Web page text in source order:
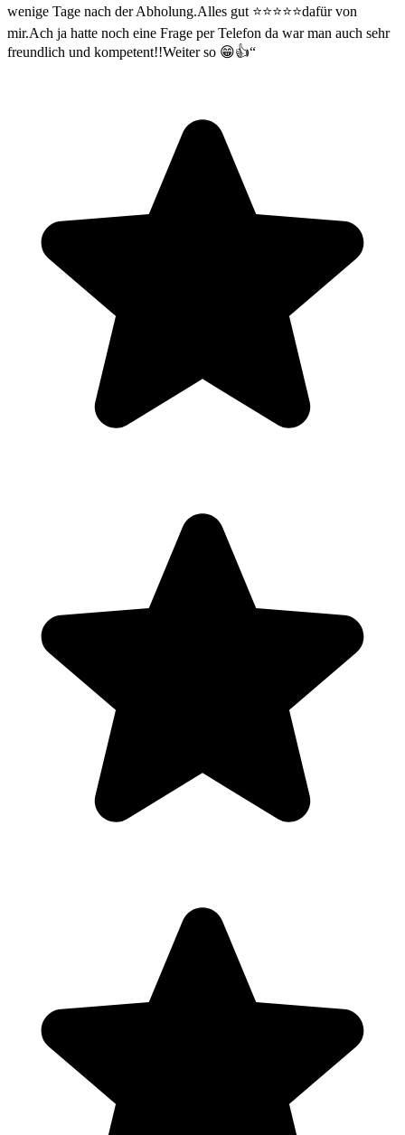
wenige Tage nach der Abholung.Alles gut ⭐️⭐️⭐️⭐️⭐️dafür von
mir.Ach ja hatte noch eine Frage per Telefon da war man auch sehr
freundlich und kompetent!!Weiter so 😁👍“